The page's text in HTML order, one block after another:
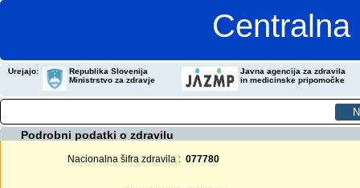
Urejajo:
Republika Slovenija
Ministrstvo za zdravje
Javna agencija za zdravila
in medicinske pripomočke
Podrobni podatki o zdravilu
Nacionalna šifra zdravila : 077780